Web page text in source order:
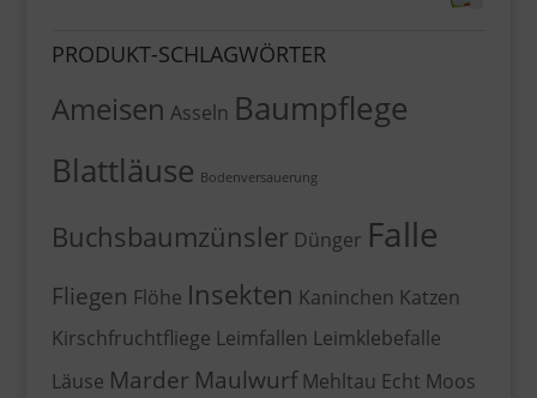
PRODUKT-SCHLAGWÖRTER
Ameisen Asseln Baumpflege
Blattläuse Bodenversauerung
Buchsbaumzünsler Dünger Falle
Fliegen Flöhe Insekten Kaninchen Katzen
Kirschfruchtfliege Leimfallen Leimklebefalle
Läuse Marder Maulwurf Mehltau Echt Moos